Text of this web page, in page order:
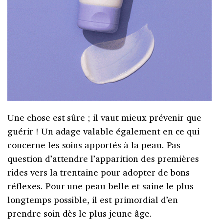
Une chose est sûre ; il vaut mieux prévenir que
guérir ! Un adage valable également en ce qui
concerne les soins apportés à la peau. Pas
question d’attendre l’apparition des premières
rides vers la trentaine pour adopter de bons
réflexes. Pour une peau belle et saine le plus
longtemps possible, il est primordial d’en
prendre soin dès le plus jeune âge.